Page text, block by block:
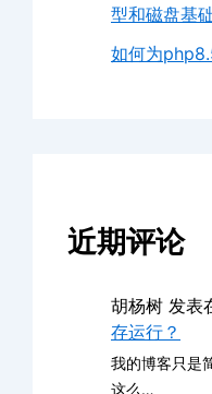
型和磁盘基
如何为
近期评论
胡杨树 发表
存运行？
我的博客只是
这么…